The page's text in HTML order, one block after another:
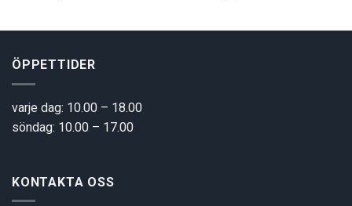
ÖPPETTIDER
varje dag: 10.00 – 18.00
söndag: 10.00 – 17.00
KONTAKTA OSS